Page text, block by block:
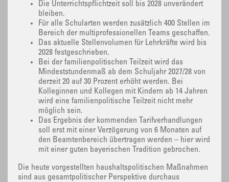
Die Unterrichtspflichtzeit soll bis 2028 unverändert
bleiben.
Für alle Schularten werden zusätzlich 400 Stellen im
Bereich der multiprofessionellen Teams geschaffen.
Das aktuelle Stellenvolumen für Lehrkräfte wird bis
2028 festgeschrieben.
Bei der familienpolitischen Teilzeit wird das
Mindeststundenmaß ab dem Schuljahr 2027/28 von
derzeit 20 auf 30 Prozent erhöht werden. Bei
Kolleginnen und Kollegen mit Kindern ab 14 Jahren
wird eine familienpolitische Teilzeit nicht mehr
möglich sein.
Das Ergebnis der kommenden Tarifverhandlungen
soll erst mit einer Verzögerung von 6 Monaten auf
den Beamtenbereich übertragen werden – hier wird
mit einer guten bayerischen Tradition gebrochen.
Die heute vorgestellten haushaltspolitischen Maßnahmen
sind aus gesamtpolitischer Perspektive durchaus